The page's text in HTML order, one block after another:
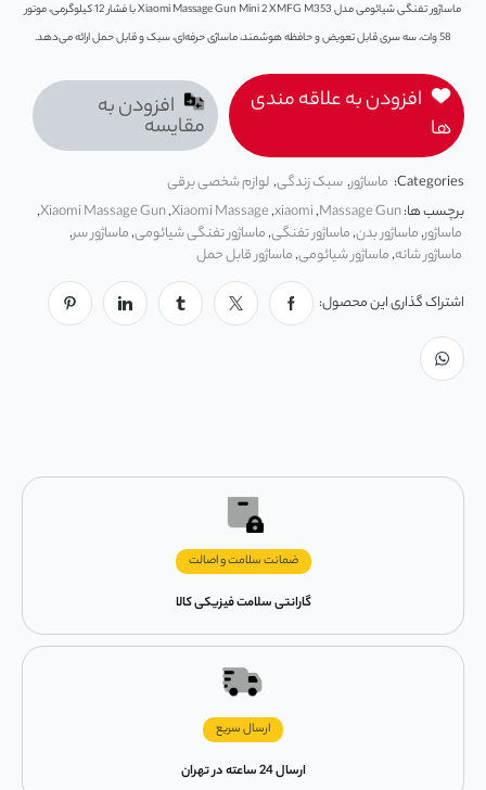
ماساژور تفنگی شیائومی مدل Xiaomi Massage Gun Mini 2 XMFG M353 با فشار 12 کیلوگرمی، موتور
58 وات، سه سری قابل تعویض و حافظه هوشمند، ماساژی حرفه‌ای، سبک و قابل حمل ارائه می‌دهد.
افزودن به علاقه مندی
ها
افزودن به
مقایسه
Categories: ماساژور,سبک زندگی,لوازم شخصی برقی
برچسب ها:Massage Gun
,
xiaomi
,
Xiaomi Massage
,
Xiaomi Massage Gun
,
ماساژور,ماساژور بدن,ماساژور تفنگی,ماساژور تفنگی شیائومی,ماساژور سر,
ماساژور شانه,ماساژور شیائومی,ماساژور قابل حمل
اشتراک گذاری این محصول:
ضمانت سلامت و اصالت
گارانتی سلامت فیزیکی کالا
ارسال سریع
ارسال 24 ساعته در تهران